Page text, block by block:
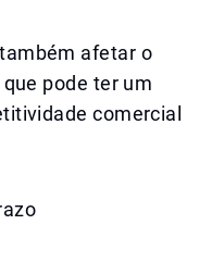
afetar o
pode ter um
comercial